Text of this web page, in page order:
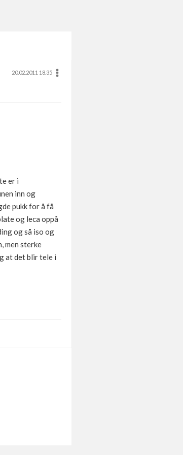
20.02.2011 18.35
er i
inn og
pukk for å få
og leca oppå
og så iso og
men sterke
at det blir tele i